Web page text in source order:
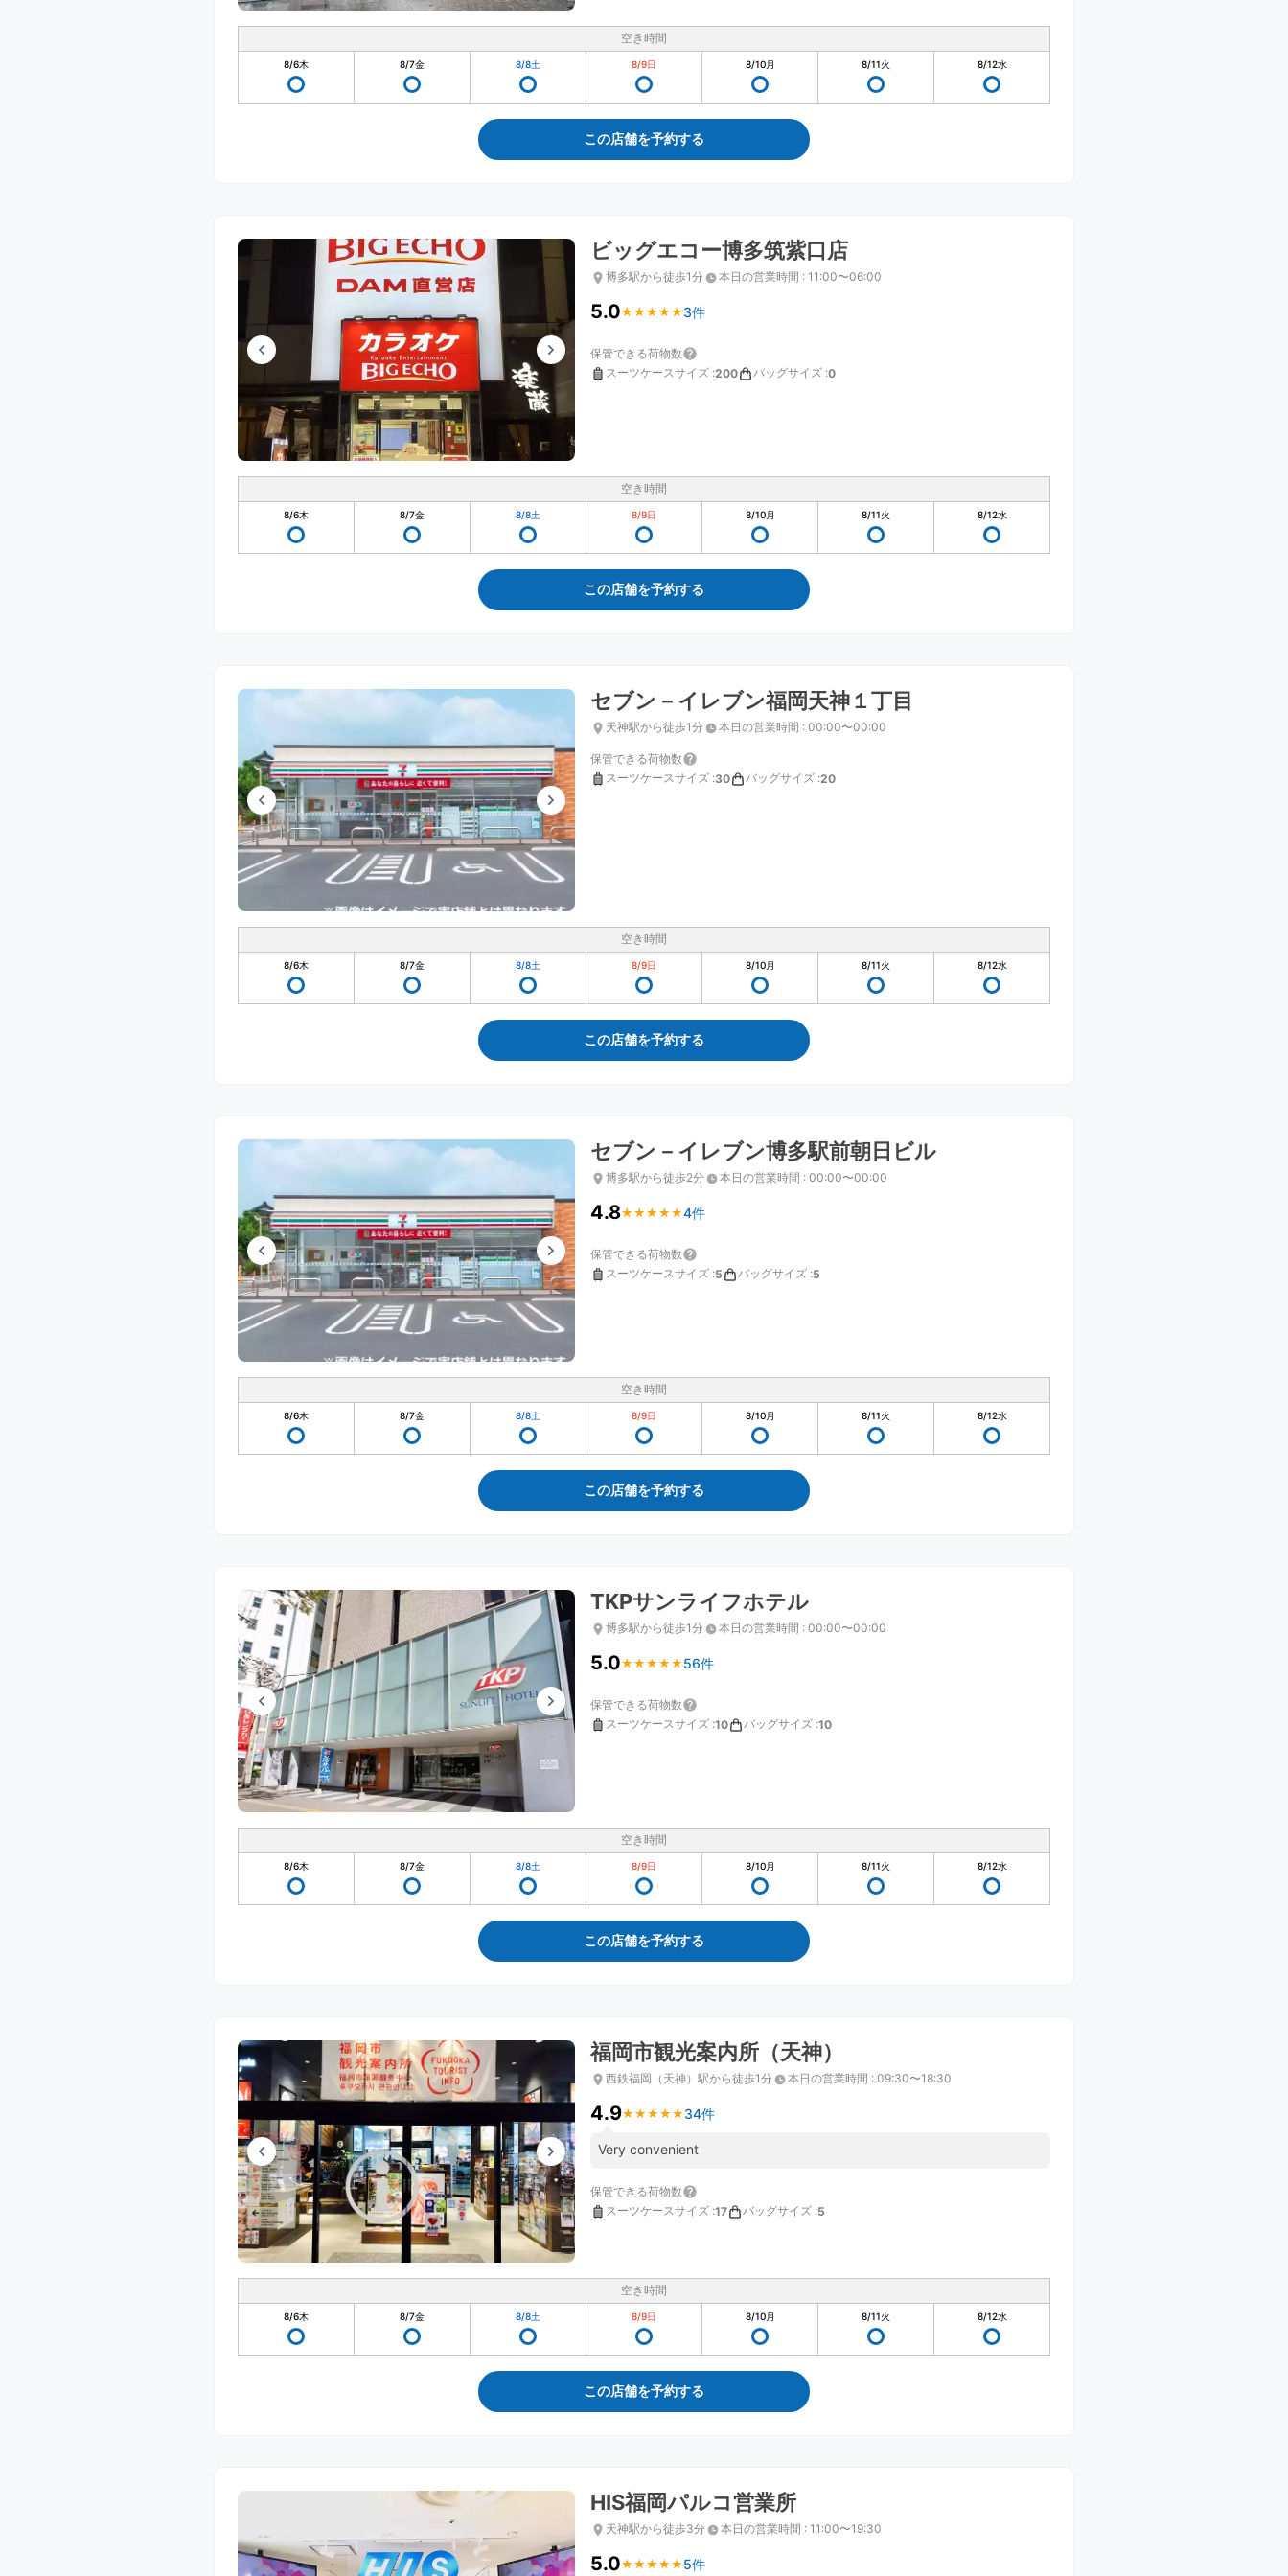
空き時間
8/6木 8/7金 8/8土 8/9日 8/10月 8/11火 8/12水
この店舗を予約する
ビッグエコー博多筑紫口店
博多駅から徒歩1分 本日の営業時間 : 11:00〜06:00
5.0★ ★ ★ ★ ★
★ ★ ★ ★ ★ 3件
保管できる荷物数
スーツケースサイズ :200 バッグサイズ :0
空き時間
8/6木 8/7金 8/8土 8/9日 8/10月 8/11火 8/12水
この店舗を予約する
セブン－イレブン福岡天神１丁目
天神駅から徒歩1分 本日の営業時間 : 00:00〜00:00
保管できる荷物数
スーツケースサイズ :30 バッグサイズ :20
空き時間
8/6木 8/7金 8/8土 8/9日 8/10月 8/11火 8/12水
この店舗を予約する
セブン－イレブン博多駅前朝日ビル
博多駅から徒歩2分 本日の営業時間 : 00:00〜00:00
4.8★ ★ ★ ★ ★
★ ★ ★ ★ ★ 4件
保管できる荷物数
スーツケースサイズ :5 バッグサイズ :5
空き時間
8/6木 8/7金 8/8土 8/9日 8/10月 8/11火 8/12水
この店舗を予約する
TKPサンライフホテル
博多駅から徒歩1分 本日の営業時間 : 00:00〜00:00
5.0★ ★ ★ ★ ★
★ ★ ★ ★ ★ 56件
保管できる荷物数
スーツケースサイズ :10 バッグサイズ :10
空き時間
8/6木 8/7金 8/8土 8/9日 8/10月 8/11火 8/12水
この店舗を予約する
福岡市観光案内所（天神）
西鉄福岡（天神）駅から徒歩1分 本日の営業時間 : 09:30〜18:30
4.9★ ★ ★ ★ ★
★ ★ ★ ★ ★ 34件
Very convenient
保管できる荷物数
スーツケースサイズ :17 バッグサイズ :5
空き時間
8/6木 8/7金 8/8土 8/9日 8/10月 8/11火 8/12水
この店舗を予約する
HIS福岡パルコ営業所
天神駅から徒歩3分 本日の営業時間 : 11:00〜19:30
5.0★ ★ ★ ★ ★
★ ★ ★ ★ ★ 5件